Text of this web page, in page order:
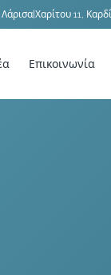
|Χαρίτου 11,
Επικοινωνία